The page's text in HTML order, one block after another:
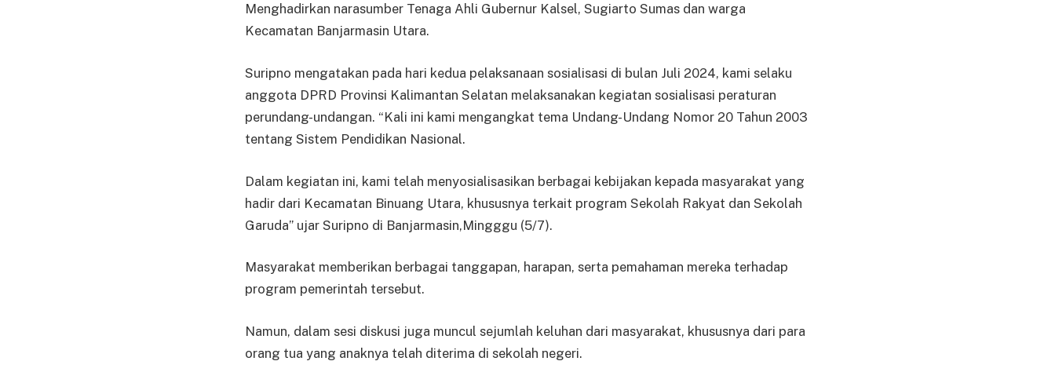
Menghadirkan narasumber Tenaga Ahli Gubernur Kalsel, Sugiarto Sumas dan warga
Kecamatan Banjarmasin Utara.
Suripno mengatakan pada hari kedua pelaksanaan sosialisasi di bulan Juli 2024, kami selaku
anggota DPRD Provinsi Kalimantan Selatan melaksanakan kegiatan sosialisasi peraturan
perundang-undangan. “Kali ini kami mengangkat tema Undang-Undang Nomor 20 Tahun 2003
tentang Sistem Pendidikan Nasional.
Dalam kegiatan ini, kami telah menyosialisasikan berbagai kebijakan kepada masyarakat yang
hadir dari Kecamatan Binuang Utara, khususnya terkait program Sekolah Rakyat dan Sekolah
Garuda” ujar Suripno di Banjarmasin,Mingggu (5/7).
Masyarakat memberikan berbagai tanggapan, harapan, serta pemahaman mereka terhadap
program pemerintah tersebut.
Namun, dalam sesi diskusi juga muncul sejumlah keluhan dari masyarakat, khususnya dari para
orang tua yang anaknya telah diterima di sekolah negeri.